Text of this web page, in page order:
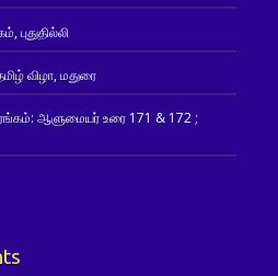
விழா, மதுரை
ஆளுமையர் உரை 171 & 172 ;